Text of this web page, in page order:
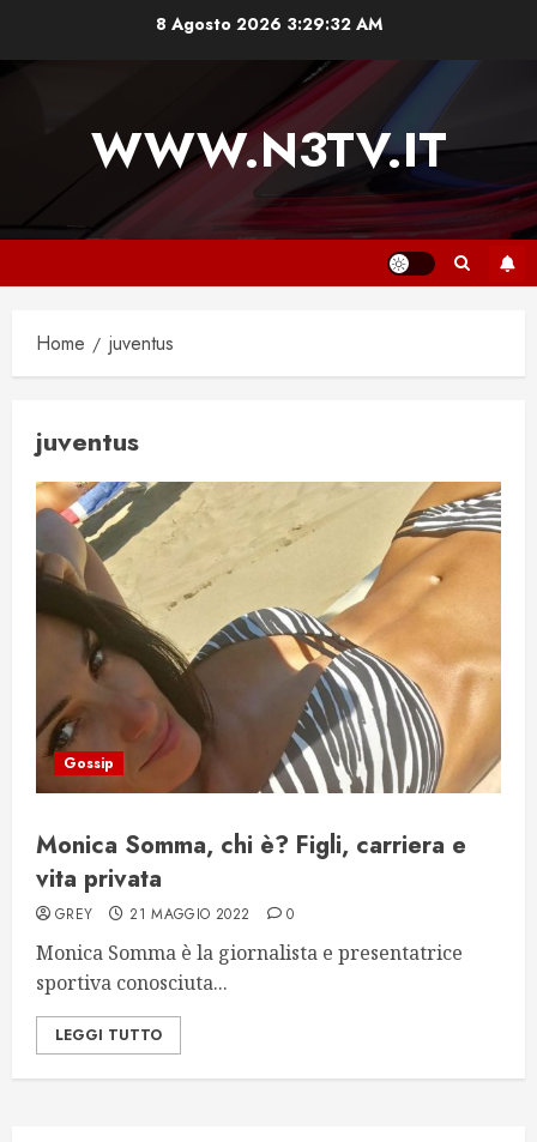
8 Agosto 2026 3:29:32 AM
WWW.N3TV.IT
Home juventus
juventus
Gossip
Monica Somma, chi è? Figli, carriera e
vita privata
GREY 21 MAGGIO 2022 0
Monica Somma è la giornalista e presentatrice
sportiva conosciuta...
LEGGI TUTTO